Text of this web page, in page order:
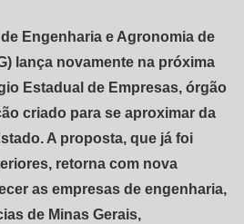
Engenharia e Agronomia de
lança novamente na próxima
Estadual de Empresas, órgão
criado para se aproximar da
A proposta, que já foi
retorna com nova
as empresas de engenharia,
de Minas Gerais,